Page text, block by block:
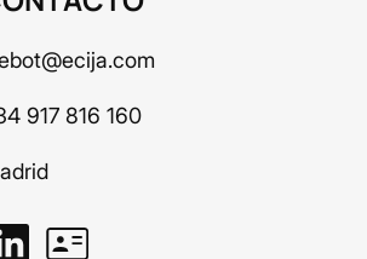
917 816 160